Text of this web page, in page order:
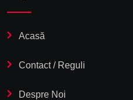
Acasă
Contact / Reguli
Despre Noi